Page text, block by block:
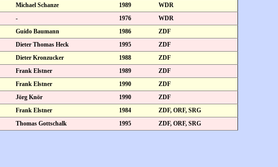
Michael Schanze 1989
WDR
- 1976
WDR
Guido Baumann 1986
ZDF
Dieter Thomas Heck 1995
ZDF
Dieter Kronzucker 1988
ZDF
Frank Elstner 1989
ZDF
Frank Elstner 1990
ZDF
Jörg Knör 1990
ZDF
Frank Elstner 1984
ZDF, ORF, SRG
Thomas Gottschalk 1995 ZDF, ORF, SRG